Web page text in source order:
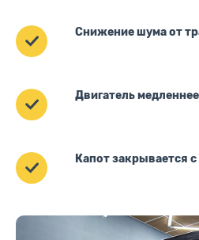
Снижение шума от
Двигатель
Капот закрывается